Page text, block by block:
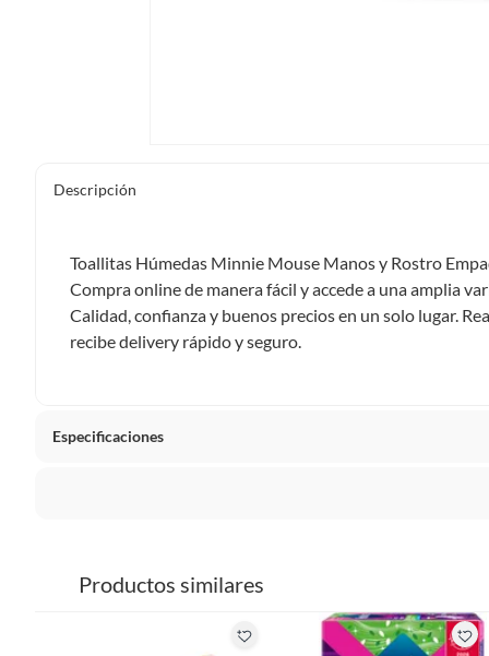
Descripción
Toallitas Húmedas Minnie Mouse Manos y Rostro
Compra online de manera fácil y accede a una amplia
Calidad, confianza y buenos precios en un solo lugar.
recibe delivery rápido y seguro.
Especificaciones
MINNIE
pueden devolver ni cambiar. Conoce cuáles son:
Falabella, Tottus y otros
Productos similares